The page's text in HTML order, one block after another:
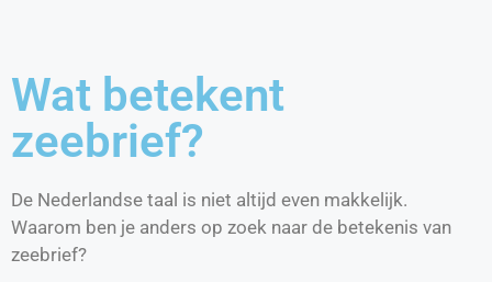
Wat betekent
zeebrief?
De Nederlandse taal is niet altijd even makkelijk.
Waarom ben je anders op zoek naar de betekenis van
zeebrief?